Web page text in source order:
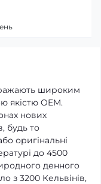
широким
якістю OEM.
нових
будь то
оригінальні
до 4500
денного
з 3200 Кельвінів,